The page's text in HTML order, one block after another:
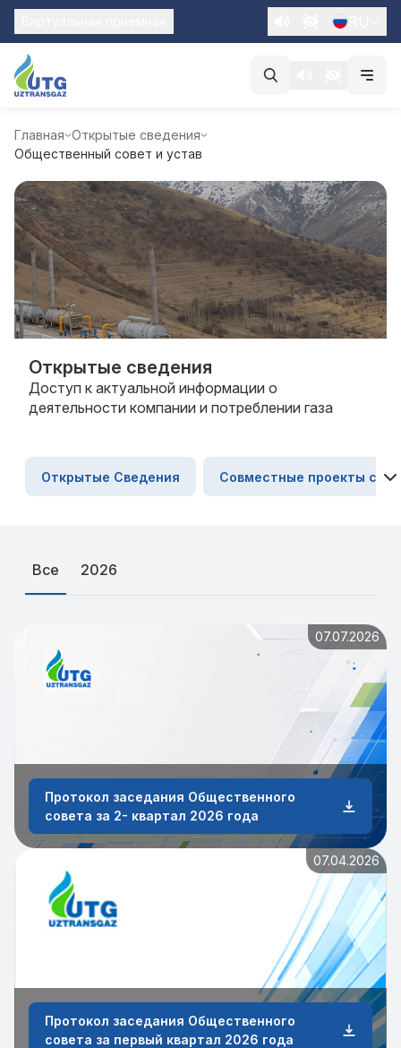
Главная Открытые сведения
Общественный совет и устав
Открытые сведения
Доступ к актуальной информации о
деятельности компании и потреблении газа
Открытые Сведения Совместные проекты со
Все 2026
07.07.2026
Протокол заседания Общественного
совета за 2- квартал 2026 года
07.04.2026
Протокол заседания Общественного
совета за первый квартал 2026 года